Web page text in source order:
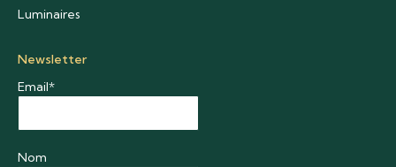
Luminaires
Newsletter
Email*
Nom